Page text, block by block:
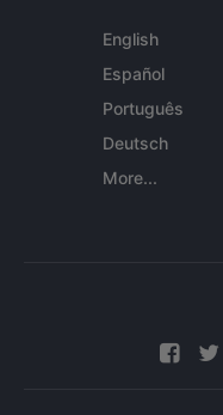
English
Español
Português
Deutsch
More...